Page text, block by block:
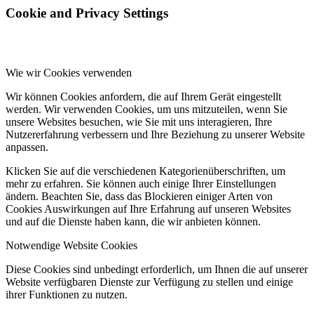
Cookie and Privacy Settings
Wie wir Cookies verwenden
Wir können Cookies anfordern, die auf Ihrem Gerät eingestellt
werden. Wir verwenden Cookies, um uns mitzuteilen, wenn Sie
unsere Websites besuchen, wie Sie mit uns interagieren, Ihre
Nutzererfahrung verbessern und Ihre Beziehung zu unserer Website
anpassen.
Klicken Sie auf die verschiedenen Kategorienüberschriften, um
mehr zu erfahren. Sie können auch einige Ihrer Einstellungen
ändern. Beachten Sie, dass das Blockieren einiger Arten von
Cookies Auswirkungen auf Ihre Erfahrung auf unseren Websites
und auf die Dienste haben kann, die wir anbieten können.
Notwendige Website Cookies
Diese Cookies sind unbedingt erforderlich, um Ihnen die auf unserer
Website verfügbaren Dienste zur Verfügung zu stellen und einige
ihrer Funktionen zu nutzen.